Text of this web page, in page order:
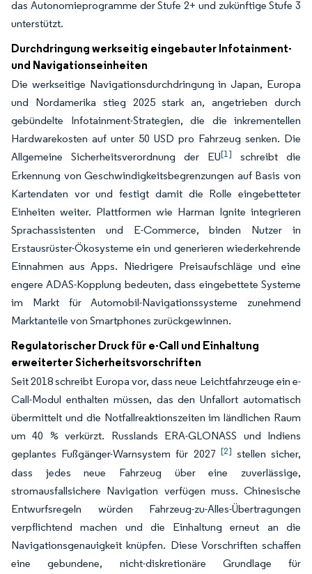
das Autonomieprogramme der Stufe 2+ und zukünftige Stufe 3
unterstützt.
Durchdringung werkseitig eingebauter Infotainment-
und Navigationseinheiten
Die werkseitige Navigationsdurchdringung in Japan, Europa
und Nordamerika stieg 2025 stark an, angetrieben durch
gebündelte Infotainment-Strategien, die die inkrementellen
Hardwarekosten auf unter 50 USD pro Fahrzeug senken. Die
Allgemeine Sicherheitsverordnung der EU[1]
schreibt die
Erkennung von Geschwindigkeitsbegrenzungen auf Basis von
Kartendaten vor und festigt damit die Rolle eingebetteter
Einheiten weiter. Plattformen wie Harman Ignite integrieren
Sprachassistenten und E-Commerce, binden Nutzer in
Erstausrüster-Ökosysteme ein und generieren wiederkehrende
Einnahmen aus Apps. Niedrigere Preisaufschläge und eine
engere ADAS-Kopplung bedeuten, dass eingebettete Systeme
im Markt für Automobil-Navigationssysteme zunehmend
Marktanteile von Smartphones zurückgewinnen.
Regulatorischer Druck für e-Call und Einhaltung
erweiterter Sicherheitsvorschriften
Seit 2018 schreibt Europa vor, dass neue Leichtfahrzeuge ein e-
Call-Modul enthalten müssen, das den Unfallort automatisch
übermittelt und die Notfallreaktionszeiten im ländlichen Raum
um 40 % verkürzt. Russlands ERA-GLONASS und Indiens
geplantes Fußgänger-Warnsystem für 2027 [2] stellen sicher,
dass jedes neue Fahrzeug über eine zuverlässige,
stromausfallsichere Navigation verfügen muss. Chinesische
Entwurfsregeln würden Fahrzeug-zu-Alles-Übertragungen
verpflichtend machen und die Einhaltung erneut an die
Navigationsgenauigkeit knüpfen. Diese Vorschriften schaffen
eine gebundene, nicht-diskretionäre Grundlage für